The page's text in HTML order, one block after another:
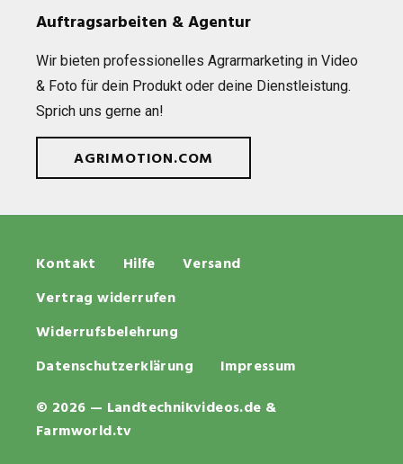
Auftragsarbeiten & Agentur
Wir bie­ten pro­fes­sio­nel­les Agrar­mar­ke­ting in Video
& Foto für dein Pro­dukt oder deine Dienst­leis­tung.
Sprich uns gerne an!
AGRIMOTION.COM
© 2026 — Landtechnikvideos.de &
Farmworld.tv
Kontakt Hilfe
Versand
Vertrag widerrufen
Widerrufsbelehrung
Datenschutzerklärung
Impressum